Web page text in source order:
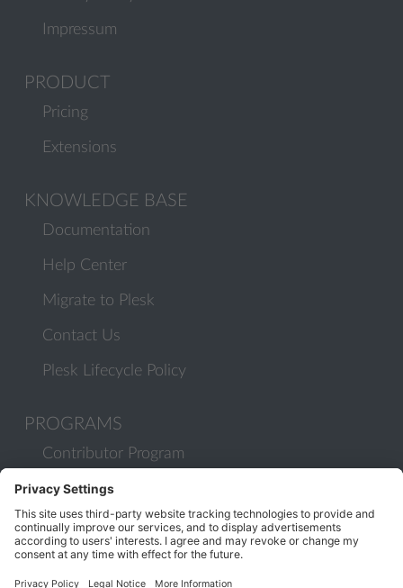
Impressum
PRODUCT
Pricing
Extensions
KNOWLEDGE BASE
Documentation
Help Center
Migrate to Plesk
Contact Us
Plesk Lifecycle Policy
PROGRAMS
Contributor Program
Partner Program
COMMUNITY